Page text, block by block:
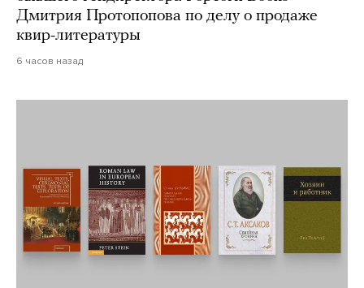
Дмитрия Протопопова по делу о продаже
квир-литературы
6 часов назад